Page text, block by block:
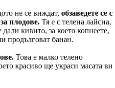
не се виждат, обзаведете се с
плодове. Тя е с телена лайсна,
кивито, за което копнеете,
продълговат банан.
Това е малко телено
красиво ще украси масата ви